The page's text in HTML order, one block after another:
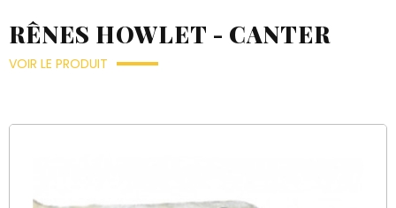
RÊNES HOWLET - CANTER
VOIR LE PRODUIT